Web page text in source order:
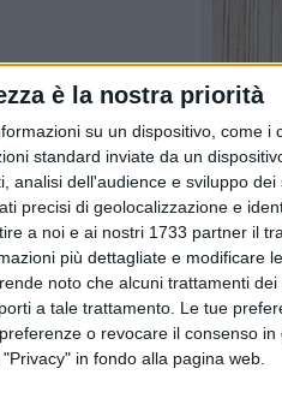
è la nostra priorità
su un dispositivo, come i
standard inviate da un
analisi dell'audience e sviluppo dei
precisi di geolocalizzazione e
a noi e ai nostri 1733 partner il
più dettagliate e modificare
noto che alcuni trattamenti
a tale trattamento. Le tue
o revocare il consenso in
in fondo alla pagina web.
attività didattiche,
13 a martedì
scolastico:
Bari San
periodo restano
PIÙ